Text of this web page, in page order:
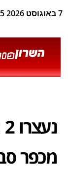
7 באוגוסט 2026 18:15
מכפר